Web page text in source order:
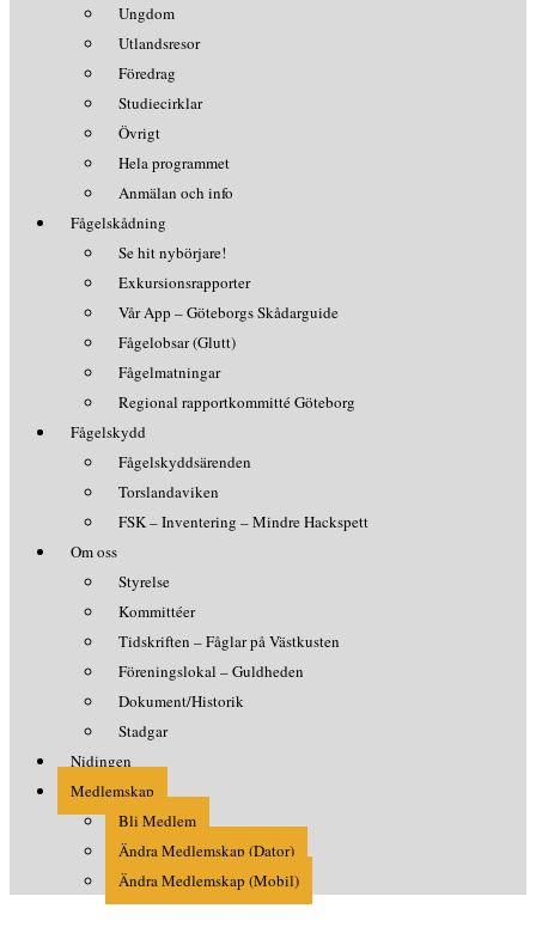
Ungdom
Utlandsresor
Föredrag
Studiecirklar
Övrigt
Hela programmet
Anmälan och info
Fågelskådning
Se hit nybörjare!
Exkursionsrapporter
Vår App – Göteborgs Skådarguide
Fågelobsar (Glutt)
Fågelmatningar
Regional rapportkommitté Göteborg
Fågelskydd
Fågelskyddsärenden
Torslandaviken
FSK – Inventering – Mindre Hackspett
Om oss
Styrelse
Kommittéer
Tidskriften – Fåglar på Västkusten
Föreningslokal – Guldheden
Dokument/Historik
Stadgar
Nidingen
Medlemskap
Bli Medlem
Ändra Medlemskap (Dator)
Ändra Medlemskap (Mobil)